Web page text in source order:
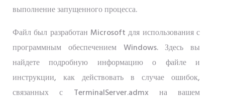
выполнение запущенного процесса.
Файл был разработан Microsoft для использования с
программным обеспечением Windows. Здесь вы
найдете подробную информацию о файле и
инструкции, как действовать в случае ошибок,
связанных с TerminalServer.admx на вашем